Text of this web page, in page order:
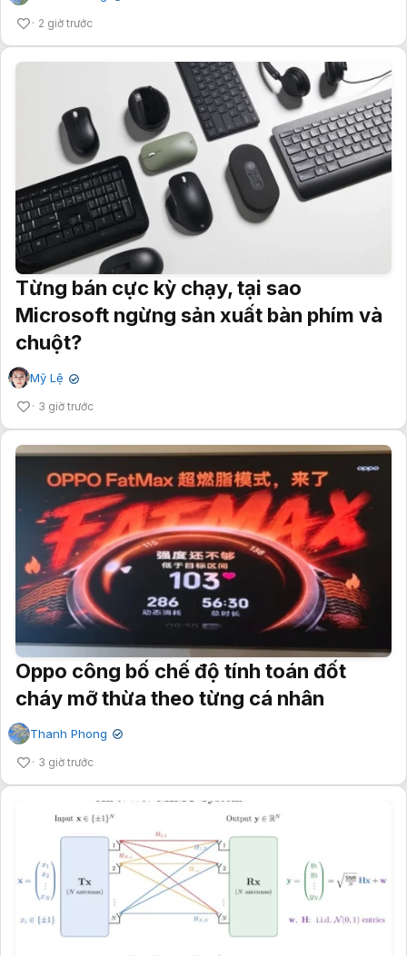
2 giờ trước
Từng bán cực kỳ chạy, tại sao
Microsoft ngừng sản xuất bàn phím và
chuột?
Mỹ Lệ ✔
3 giờ trước
Oppo công bố chế độ tính toán đốt
cháy mỡ thừa theo từng cá nhân
Thanh Phong ✔
3 giờ trước